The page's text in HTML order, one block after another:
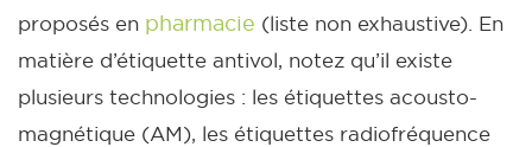
proposés en pharmacie (liste non exhaustive). En
matière d’étiquette antivol, notez qu’il existe
plusieurs technologies : les étiquettes acousto-
magnétique (AM), les étiquettes radiofréquence